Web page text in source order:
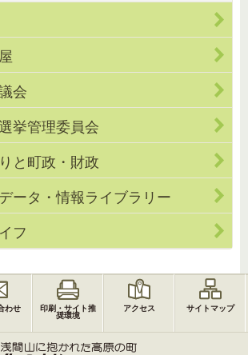
会
挙管理委員会
と町政・財政
ータ・情報ライブラリー
フ
わせ
印刷・サイト推
奨環境
アクセス サイトマップ